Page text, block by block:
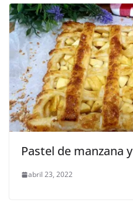
Pastel de manzana
abril 23, 2022